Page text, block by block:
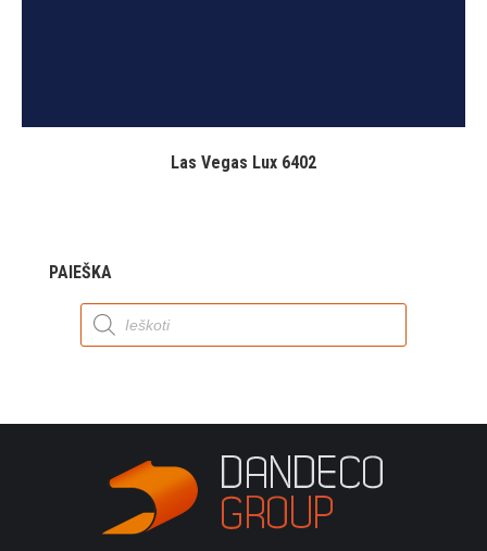
Las Vegas Lux 6402
PAIEŠKA
Products
search